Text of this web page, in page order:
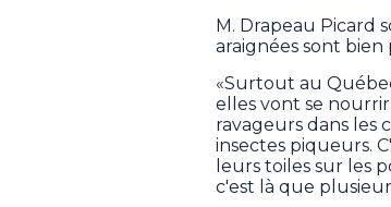
M. Drapeau Picard
araignées sont bien
«Surtout au
elles vont se
ravageurs dans les
insectes piqueurs.
leurs toiles sur les
c'est là que